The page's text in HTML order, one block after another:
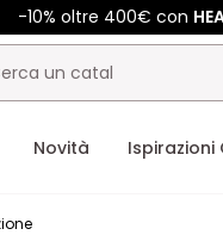
-10% oltre 400€ con
Novità Ispirazioni